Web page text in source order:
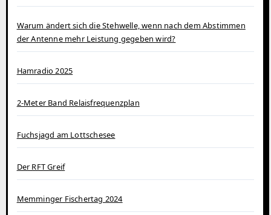
Warum ändert sich die Stehwelle, wenn nach dem Abstimmen
der Antenne mehr Leistung gegeben wird?
Hamradio 2025
2-Meter Band Relaisfrequenzplan
Fuchsjagd am Lottschesee
Der RFT Greif
Memminger Fischertag 2024